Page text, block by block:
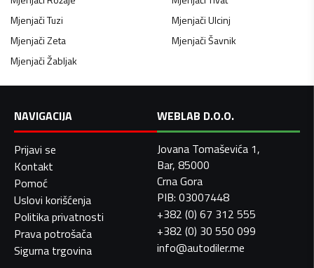
MjenjačiTuzi MjenjačiUlcinj
MjenjačiZeta MjenjačiŠavnik
MjenjačiŽabljak
NAVIGACIJA
Prijavi se
Kontakt
Pomoć
Uslovi korišćenja
Politika privatnosti
Prava potrošača
Sigurna trgovina
WEBLAB D.O.O.
Jovana Tomaševića 1,
Bar, 85000
Crna Gora
PIB: 03007448
+382 (0) 67 312 555
+382 (0) 30 550 099
info@autodiler.me